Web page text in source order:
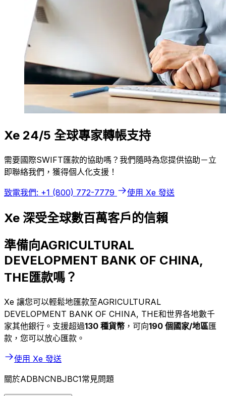
Xe 24/5 全球專家轉帳支持
需要國際SWIFT匯款的協助嗎？我們隨時為您提供協助－立
即聯絡我們，獲得個人化支援！
致電我們: +1 (800) 772-7779 使用 Xe 發送
Xe 深受全球數百萬客戶的信賴
準備向AGRICULTURAL
DEVELOPMENT BANK OF CHINA,
THE匯款嗎？
Xe 讓您可以輕鬆地匯款至AGRICULTURAL
DEVELOPMENT BANK OF CHINA, THE和世界各地數千
家其他銀行。支援超過130 種貨幣 ，可向190 個國家/地區匯
款，您可以放心匯款。
使用 Xe 發送
關於ADBNCNBJBC1常見問題